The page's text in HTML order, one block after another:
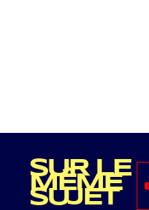
SUR LE
MÊME
SUJET